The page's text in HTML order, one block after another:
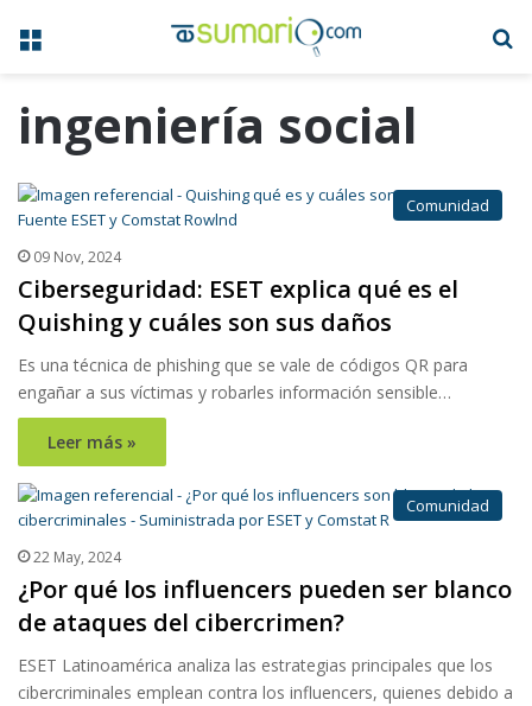
Menú
ingeniería social
Comunidad
09 Nov, 2024
Ciberseguridad: ESET explica qué es el
Quishing y cuáles son sus daños
Es una técnica de phishing que se vale de códigos QR para
engañar a sus víctimas y robarles información sensible…
Leer más »
Comunidad
22 May, 2024
¿Por qué los influencers pueden ser blanco
de ataques del cibercrimen?
ESET Latinoamérica analiza las estrategias principales que los
cibercriminales emplean contra los influencers, quienes debido a